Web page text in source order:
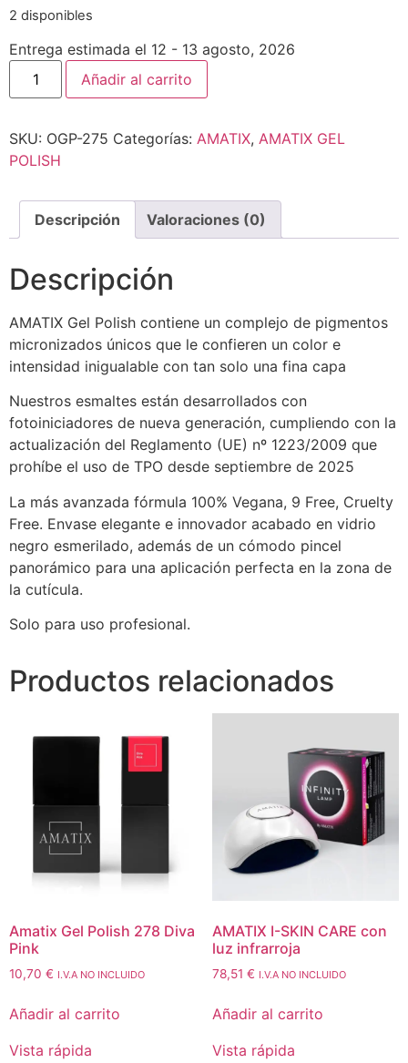
2 disponibles
Entrega estimada el 12 - 13 agosto, 2026
Añadir al carrito
SKU: OGP-275 Categorías: AMATIX, AMATIX GEL
POLISH
Descripción Valoraciones (0)
Descripción
AMATIX Gel Polish contiene un complejo de pigmentos
micronizados únicos que le confieren un color e
intensidad inigualable con tan solo una fina capa
Nuestros esmaltes están desarrollados con
fotoiniciadores de nueva generación, cumpliendo con la
actualización del Reglamento (UE) nº 1223/2009 que
prohíbe el uso de TPO desde septiembre de 2025
La más avanzada fórmula 100% Vegana, 9 Free, Cruelty
Free. Envase elegante e innovador acabado en vidrio
negro esmerilado, además de un cómodo pincel
panorámico para una aplicación perfecta en la zona de
la cutícula.
Solo para uso profesional.
Productos relacionados
Amatix Gel Polish 278 Diva
Pink
10,70 € I.V.A NO INCLUIDO
Añadir al carrito
Vista rápida
AMATIX I-SKIN CARE con
luz infrarroja
78,51 € I.V.A NO INCLUIDO
Añadir al carrito
Vista rápida